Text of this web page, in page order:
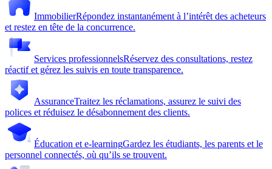
ImmobilierRépondez instantanément à l’intérêt des acheteurs
et restez en tête de la concurrence.
Services professionnelsRéservez des consultations, restez
réactif et gérez les suivis en toute transparence.
AssuranceTraitez les réclamations, assurez le suivi des
polices et réduisez le désabonnement des clients.
Éducation et e-learningGardez les étudiants, les parents et le
personnel connectés, où qu’ils se trouvent.